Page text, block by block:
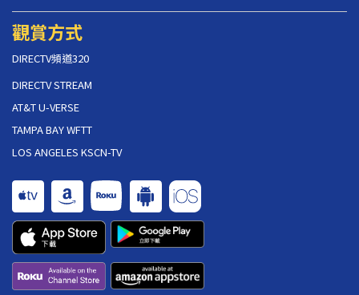
觀賞方式
DIRECTV頻道320
DIRECTV STREAM
AT&T U-VERSE
TAMPA BAY WFTT
LOS ANGELES KSCN-TV